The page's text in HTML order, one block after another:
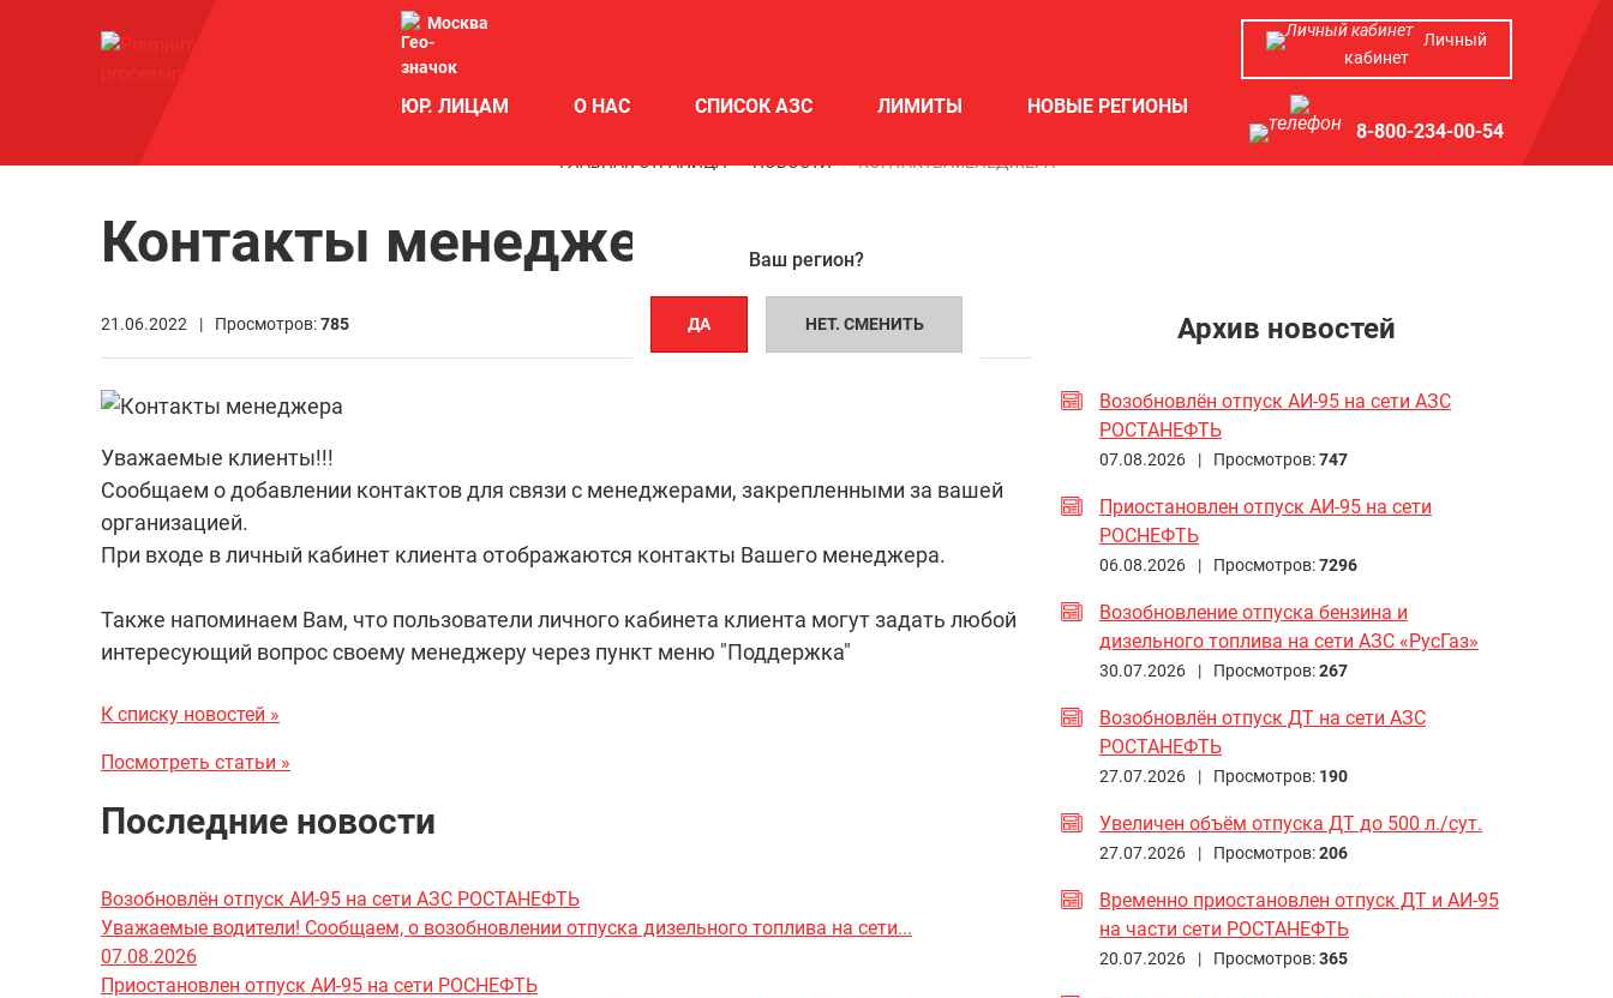
Ваш регион?
ДА НЕТ. СМЕНИТЬ
Москва
ЮР. ЛИЦАМ О НАС СПИСОК АЗС ЛИМИТЫ НОВЫЕ РЕГИОНЫ
Личный
кабинет
8-800-234-00-54
ГЛАВНАЯ СТРАНИЦА НОВОСТИ КОНТАКТЫ МЕНЕДЖЕРА
Контакты менеджера
21.06.2022 | Просмотров:785
Уважаемые клиенты!!!
Сообщаем о добавлении контактов для связи с менеджерами, закрепленными за вашей
организацией.
При входе в личный кабинет клиента отображаются контакты Вашего менеджера.
Также напоминаем Вам, что пользователи личного кабинета клиента могут задать любой
интересующий вопрос своему менеджеру через пункт меню "Поддержка"
К списку новостей »
Посмотреть статьи »
Последние новости
Возобновлён отпуск АИ-95 на сети АЗС РОСТАНЕФТЬ
Уважаемые водители! Сообщаем, о возобновлении отпуска дизельного топлива на сети...
07.08.2026
Приостановлен отпуск АИ-95 на сети РОСНЕФТЬ
Архив новостей
Возобновлён отпуск АИ-95 на сети АЗС
РОСТАНЕФТЬ
07.08.2026 | Просмотров:747
Приостановлен отпуск АИ-95 на сети
РОСНЕФТЬ
06.08.2026 | Просмотров:7296
Возобновление отпуска бензина и
дизельного топлива на сети АЗС «РусГаз»
30.07.2026 | Просмотров:267
Возобновлён отпуск ДТ на сети АЗС
РОСТАНЕФТЬ
27.07.2026 | Просмотров: 190
Увеличен объём отпуска ДТ до 500 л./сут.
27.07.2026 | Просмотров:206
Временно приостановлен отпуск ДТ и АИ-95
на части сети РОСТАНЕФТЬ
20.07.2026 | Просмотров:365